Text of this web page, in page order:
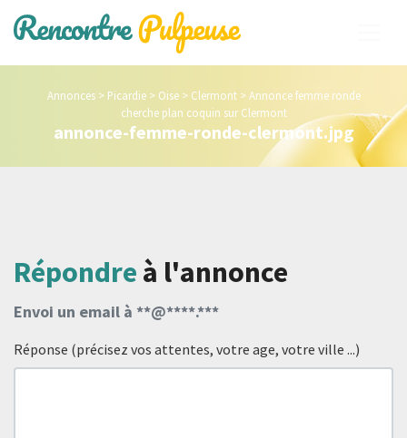
Annonces> Picardie> Oise> Clermont>Annonce femme ronde
cherche plan coquin sur Clermont
annonce-femme-ronde-clermont.jpg
Répondre à l'annonce
Envoi un email à **@****.***
Réponse (précisez vos attentes, votre age, votre ville ...)